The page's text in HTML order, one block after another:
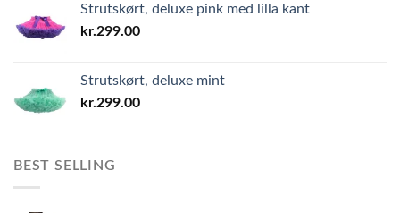
Strutskørt, deluxe pink med lilla kant
kr.299.00
Strutskørt, deluxe mint
kr.299.00
BEST SELLING